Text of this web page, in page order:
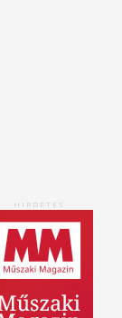
HIRDETÉS